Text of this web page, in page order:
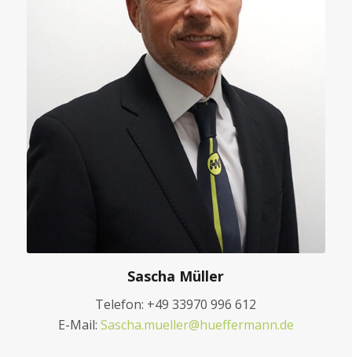
Sascha Müller
Telefon: +49 33970 996 612
E-Mail: Sascha.mueller@hueffermann.de